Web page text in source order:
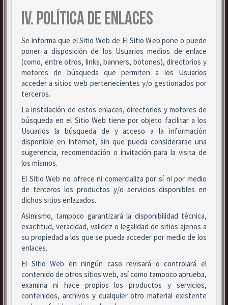
IV. POLÍTICA DE ENLACES
Se informa que el Sitio Web de El Sitio Web pone o puede
poner a disposición de los Usuarios medios de enlace
(como, entre otros, links, banners, botones), directorios y
motores de búsqueda que permiten a los Usuarios
acceder a sitios web pertenecientes y/o gestionados por
terceros.
La instalación de estos enlaces, directorios y motores de
búsqueda en el Sitio Web tiene por objeto facilitar a los
Usuarios la búsqueda de y acceso a la información
disponible en Internet, sin que pueda considerarse una
sugerencia, recomendación o invitación para la visita de
los mismos.
El Sitio Web no ofrece ni comercializa por sí ni por medio
de terceros los productos y/o servicios disponibles en
dichos sitios enlazados.
Asimismo, tampoco garantizará la disponibilidad técnica,
exactitud, veracidad, validez o legalidad de sitios ajenos a
su propiedad a los que se pueda acceder por medio de los
enlaces.
El Sitio Web en ningún caso revisará o controlará el
contenido de otros sitios web, así como tampoco aprueba,
examina ni hace propios los productos y servicios,
contenidos, archivos y cualquier otro material existente